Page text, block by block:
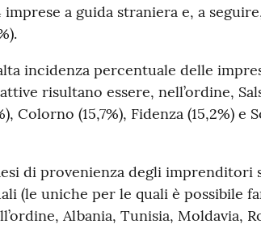
a guida straniera e, a
incidenza percentuale delle
risultano essere, nell’ordine,
Colorno (15,7%), Fidenza (15,2%) e
di provenienza degli
(le uniche per le quali è possibile
Albania, Tunisia, Moldavia,